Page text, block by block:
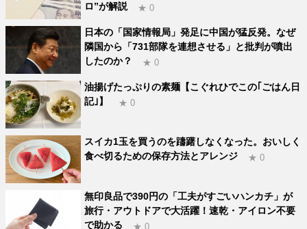
ロ”が解説
★ 0
日本の「国家情報局」発足に中国が猛反発。なぜ
隣国から「731部隊を連想させる」と批判が噴出
したのか？
★ 0
油揚げたっぷりの素麺【こぐれひでこの｢ごはん日
記｣】
★ 0
スイカ1玉を買うのを躊躇しなくなった。おいしく
食べ切るための保存方法とアレンジ
★ 0
無印良品で390円の「工夫がすごいハンカチ」が
旅行・アウトドアで大活躍！速乾・アイロン不要
で助かる
★ 0